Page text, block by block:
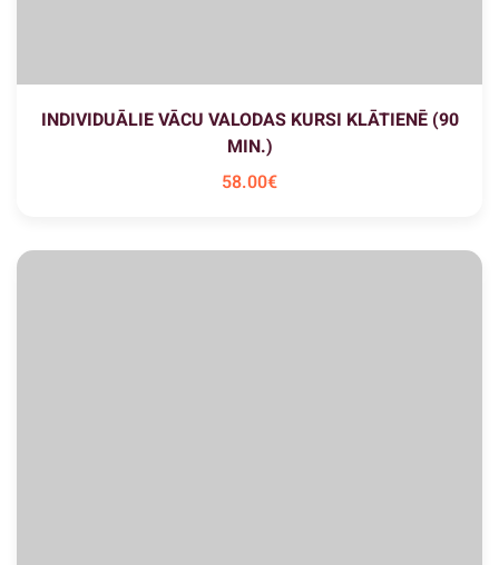
INDIVIDUĀLIE VĀCU VALODAS KURSI KLĀTIENĒ (90
MIN.)
58.00€